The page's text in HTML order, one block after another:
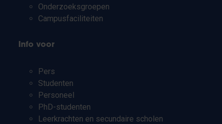
Onderzoeksgroepen
Campusfaciliteiten
Info voor
Pers
Studenten
Personeel
PhD-studenten
Leerkrachten en secundaire scholen